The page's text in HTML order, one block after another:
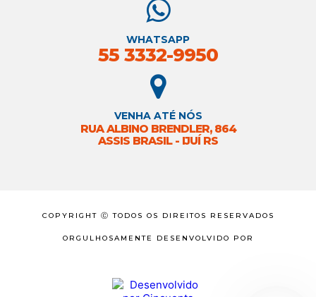
WHATSAPP
55 3332-9950
VENHA ATÉ NÓS
RUA ALBINO BRENDLER, 864
ASSIS BRASIL - IJUÍ RS
COPYRIGHT Ⓒ TODOS OS DIREITOS RESERVADOS
ORGULHOSAMENTE DESENVOLVIDO POR